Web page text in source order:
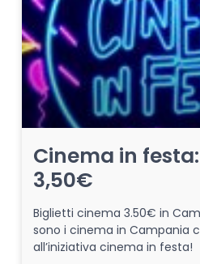
Cinema in
3,50€
Biglietti cinema 3.50€ in
sono i cinema in Campania
all’iniziativa cinema in festa!